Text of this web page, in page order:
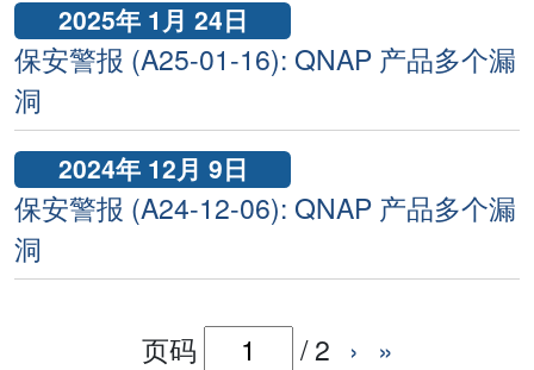
2025年 1月 24日
保安警报 (A25-01-16): QNAP 产品多个漏
洞
2024年 12月 9日
保安警报 (A24-12-06): QNAP 产品多个漏
洞
页码 /2 › »